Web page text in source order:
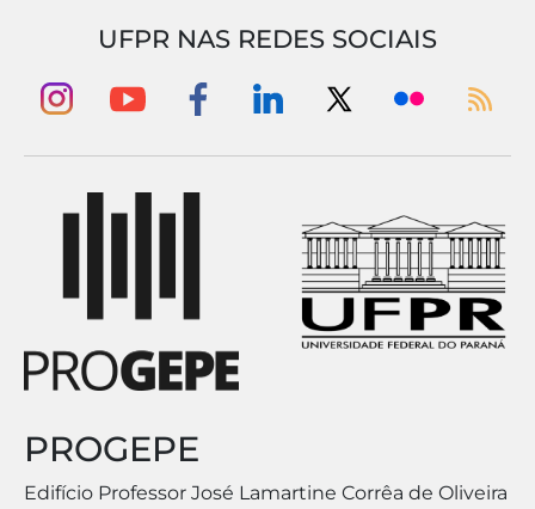
UFPR NAS REDES SOCIAIS
PROGEPE
Edifício Professor José Lamartine Corrêa de Oliveira